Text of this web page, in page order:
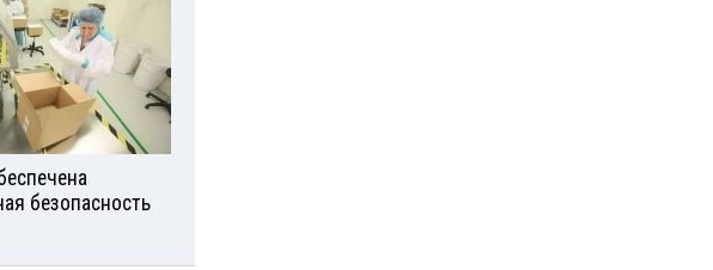
безопасность